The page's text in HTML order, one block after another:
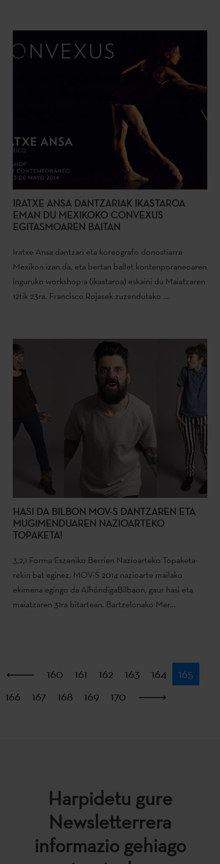
IRATXE ANSA DANTZARIAK IKASTAROA
EMAN DU MEXIKOKO CONVEXUS
EGITASMOAREN BAITAN
Iratxe Ansa dantzari eta koreografo donostiarra
Mexikon izan da, eta bertan ballet kontenporaneoaren
inguruko workshop-a (ikastaroa) eskaini du Maiatzaren
12tik 23ra. Francisco Rojasek zuzendutako ...
HASI DA BILBON MOV-S DANTZAREN ETA
MUGIMENDUAREN NAZIOARTEKO
TOPAKETA!
3,2,1 Forma Eszeniko Berrien Nazioarteko Topaketa-
rekin bat eginez, MOV-S 2014 nazioarte mailako
ekimena egingo da AlhóndigaBilbaon, gaur hasi eta
maiatzaren 31ra bitartean. Bartzelonako Mer...
Lehena
160 161 162 163 164
165
166
167 168 169 170
Harpidetu gure
Newsletterrera
informazio gehiago